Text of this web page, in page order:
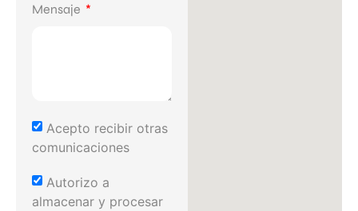
Mensaje
Acepto recibir otras
comunicaciones
Autorizo a
almacenar y procesar